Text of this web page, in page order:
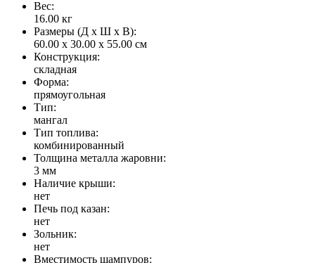
Вес:
16.00 кг
Размеры (Д x Ш x В):
60.00 x 30.00 x 55.00 см
Конструкция:
складная
Форма:
прямоугольная
Тип:
мангал
Тип топлива:
комбинированный
Толщина металла жаровни:
3 мм
Наличие крыши:
нет
Печь под казан:
нет
Зольник:
нет
Вместимость шампуров: